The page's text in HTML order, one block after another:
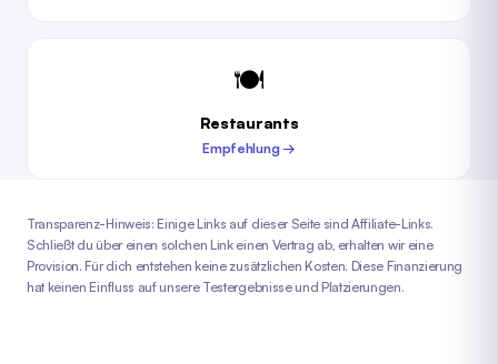
🍽️
Restaurants
Empfehlung →
Transparenz-Hinweis: Einige Links auf dieser Seite sind Affiliate-Links.
Schließt du über einen solchen Link einen Vertrag ab, erhalten wir eine
Provision. Für dich entstehen keine zusätzlichen Kosten. Diese Finanzierung
hat keinen Einfluss auf unsere Testergebnisse und Platzierungen.